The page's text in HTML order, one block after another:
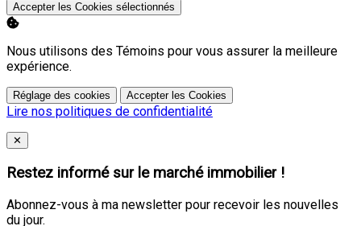
Accepter les Cookies sélectionnés
Nous utilisons des Témoins pour vous assurer la meilleure
expérience.
Réglage des cookies Accepter les Cookies
Lire nos politiques de confidentialité
Close
✕
Restez informé sur le marché immobilier !
Abonnez-vous à ma newsletter pour recevoir les nouvelles
du jour.